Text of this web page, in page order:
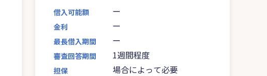
借入可能額 ー
金利 ー
最長借入期間 ー
審査回答期間 1週間程度
担保 場合によって必要